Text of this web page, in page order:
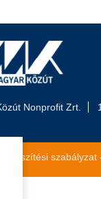
Nonprofit Zrt.